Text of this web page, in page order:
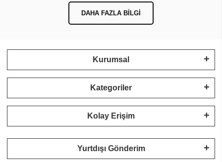
DAHA FAZLA BILGI
Kurumsal
Kategoriler
Kolay Erişim
Yurtdışı Gönderim